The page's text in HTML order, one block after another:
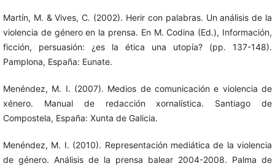
Martín, M. & Vives, C. (2002). Herir con palabras. Un análisis de la
violencia de género en la prensa. En M. Codina (Ed.), Información,
ficción, persuasión: ¿es la ética una utopía? (pp. 137-148).
Pamplona, España: Eunate.
Menéndez, M. I. (2007). Medios de comunicación e violencia de
xénero. Manual de redacción xornalística. Santiago de
Compostela, España: Xunta de Galicia.
Menéndez, M. I. (2010). Representación mediática de la violencia
de género. Análisis de la prensa balear 2004-2008. Palma de